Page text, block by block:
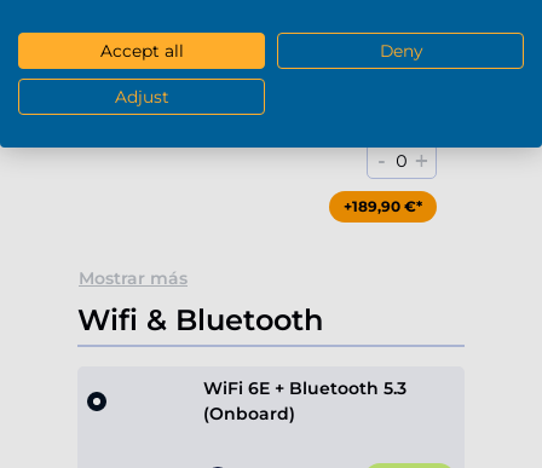
Blu-Ray / DVD-RW (USB)
- 0 +
+189,90 €*
Mostrar más
Wifi & Bluetooth
WiFi 6E + Bluetooth 5.3
(Onboard)
Accept all Deny
Adjust